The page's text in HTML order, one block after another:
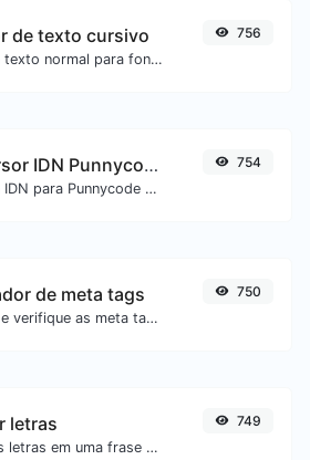
de texto cursivo
Converta texto normal para fonte cursiva.
756
Conversor IDN Punnycode
Converta IDN para Punnycode e vice-versa com facilidade.
754
de meta tags
Obtenha e verifique as meta tags de qualquer site.
750
letras
Inverta as letras em uma frase ou parágrafo com facilidade.
749